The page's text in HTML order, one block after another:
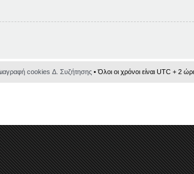
cookies Δ. Συζήτησης• Όλοι οι χρόνοι είναι UTC + 2